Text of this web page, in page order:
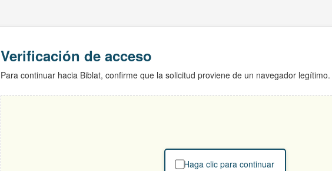
Verificación de acceso
Para continuar hacia Biblat, confirme que la solicitud proviene de un navegador legítimo.
Haga clic para continuar